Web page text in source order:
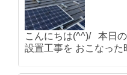
こんにちは(^^)/ 本日
設置工事を おこなった